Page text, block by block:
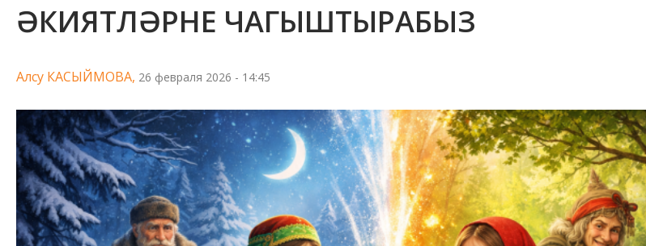
ӘКИЯТЛӘРНЕ ЧАГЫШТЫРАБЫЗ
Алсу КАСЫЙМОВА, 26 февраля 2026 - 14:45